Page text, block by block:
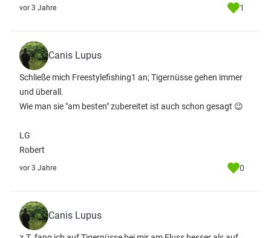
vor 3 Jahre 1
Canis Lupus
Schließe mich Freestylefishing1 an; Tigernüsse gehen immer
und überall.
Wie man sie "am besten" zubereitet ist auch schon gesagt 😉
LG
Robert
vor 3 Jahre 0
Canis Lupus